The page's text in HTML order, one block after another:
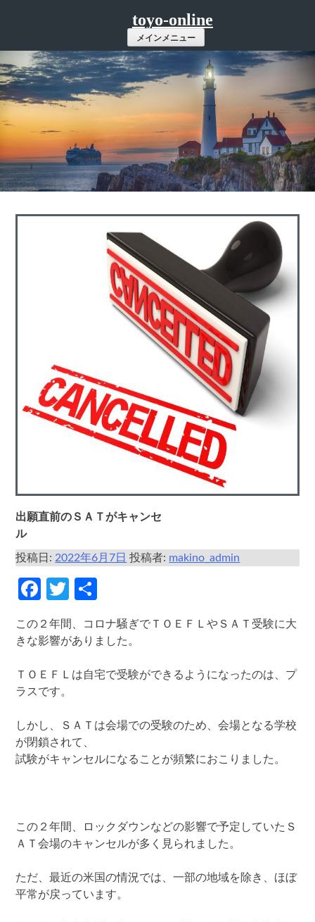
ツ
へ
ス
キ
ッ
プ
toyo-online
メインメニュー
出願直前のＳＡＴがキャンセ
ル
投稿日:2022年6月7日 投稿者: makino_admin
Facebook
Twitter
この２年間、コロナ騒ぎでＴＯＥＦＬやＳＡＴ受験に大
きな影響がありました。
ＴＯＥＦＬは自宅で受験ができるようになったのは、プ
ラスです。
しかし、ＳＡＴは会場での受験のため、会場となる学校
が閉鎖されて、
試験がキャンセルになることが頻繁におこりました。
この２年間、ロックダウンなどの影響で予定していたＳ
ＡＴ会場のキャンセルが多く見られました。
ただ、最近の米国の情況では、一部の地域を除き、ほぼ
平常が戻っています。